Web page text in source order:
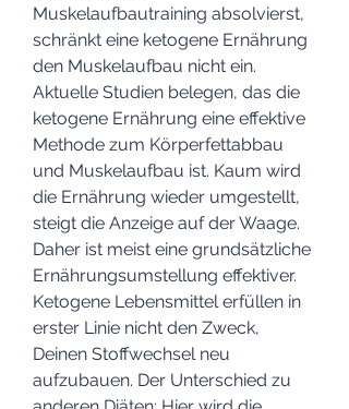
Muskelaufbautraining absolvierst,
schränkt eine ketogene Ernährung
den Muskelaufbau nicht ein.
Aktuelle Studien belegen, das die
ketogene Ernährung eine effektive
Methode zum Körperfettabbau
und Muskelaufbau ist. Kaum wird
die Ernährung wieder umgestellt,
steigt die Anzeige auf der Waage.
Daher ist meist eine grundsätzliche
Ernährungsumstellung effektiver.
Ketogene Lebensmittel erfüllen in
erster Linie nicht den Zweck,
Deinen Stoffwechsel neu
aufzubauen. Der Unterschied zu